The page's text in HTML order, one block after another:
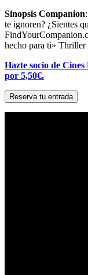
Sinopsis Companion:
te ignoren? ¿Sientes
hecho para ti»
Hazte socio de
por 5,50€.
Reserva tu entrada